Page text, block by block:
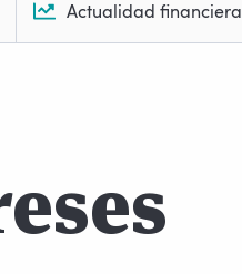
Actualidad financiera